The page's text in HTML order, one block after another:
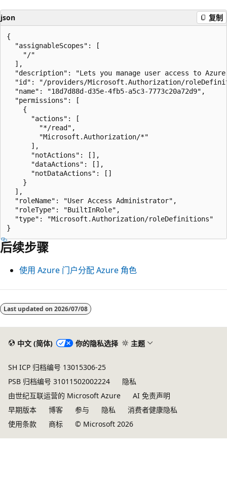
json 复制
{
  "assignableScopes": [
    "/"
  ],
"description": "Lets you manage user access to
"id": "/providers/Microsoft.Authorization/
  "name": "18d7d88d-d35e-4fb5-a5c3-7773c20a72d9",
  "permissions": [
    {
      "actions": [
        "*/read",
        "Microsoft.Authorization/*"
      ],
      "notActions": [],
      "dataActions": [],
      "notDataActions": []
    }
  ],
  "roleName": "User Access Administrator",
  "roleType": "BuiltInRole",
  "type": "Microsoft.Authorization/roleDefinitions"
后续步骤
使用 Azure 门户分配 Azure 角色
Last updated on 2026/07/08
中文 (简体) 你的隐私选择 主题
SH ICP 归档编号 13015306-25
PSB 归档编号 31011502002224
隐私
由世纪互联运营的 Microsoft Azure
AI 免责声明
早期版本
博客 参与 隐私
消费者健康隐私
使用条款
商标 © Microsoft 2026